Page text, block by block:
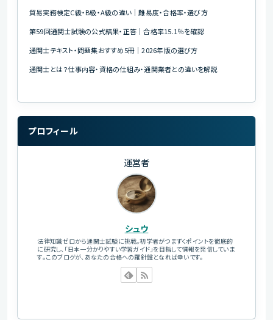
プロフィール
運営者
シュウ
法律知識ゼロから通関士試験に挑戦。初学者がつまずくポイントを徹底的
に研究し、「日本一分かりやすい学習ガイド」を目指して情報を発信していま
す。このブログが、あなたの合格への羅針盤となれば幸いです。
貿易実務検定C級・B級・A級の違い｜難易度・合格率・選び方
第59回通関士試験の公式結果・正答｜合格率15.1％を確認
通関士テキスト・問題集おすすめ5冊｜2026年版の選び方
通関士とは？仕事内容・資格の仕組み・通関業者との違いを解説